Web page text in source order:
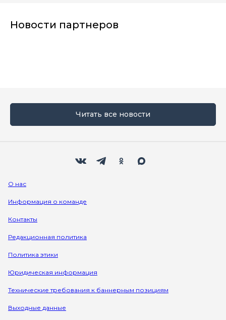
Новости партнеров
Читать все новости
О нас
Информация о команде
Контакты
Редакционная политика
Политика этики
Юридическая информация
Технические требования к баннерным позициям
Выходные данные